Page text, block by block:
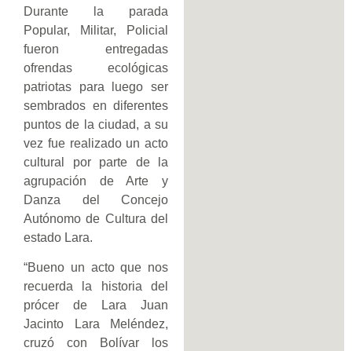
Durante la parada
Popular, Militar, Policial
fueron entregadas
ofrendas ecológicas
patriotas para luego ser
sembrados en diferentes
puntos de la ciudad, a su
vez fue realizado un acto
cultural por parte de la
agrupación de Arte y
Danza del Concejo
Autónomo de Cultura del
estado Lara.
“Bueno un acto que nos
recuerda la historia del
prócer de Lara Juan
Jacinto Lara Meléndez,
cruzó con Bolívar los